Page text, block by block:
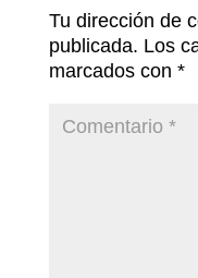
Tu dirección de
publicada. Los
marcados con *